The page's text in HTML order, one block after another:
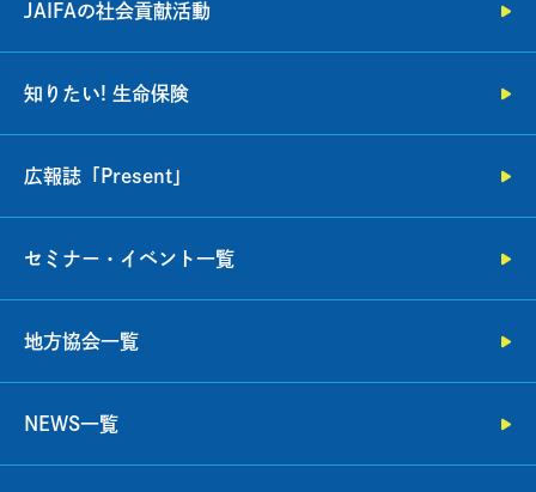
JAIFAの社会貢献活動
知りたい! 生命保険
広報誌「Present」
セミナー・イベント一覧
地方協会一覧
NEWS一覧